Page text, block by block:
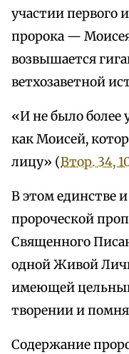
участии первого
пророка —
возвышается
ветхозаветной
«И не было более
как Моисей,
лицу» (Втор. 34,
В этом единстве
пророческой
Священного
одной Живой
имеющей
творении и
Содержание